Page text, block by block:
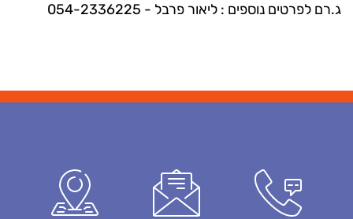
ג.רם לפרטים נוספים : ליאור פרבל - 054-2336225